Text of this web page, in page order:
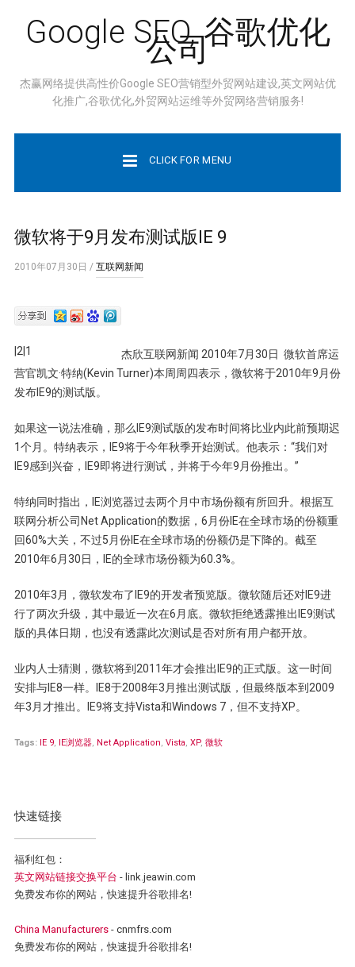
Google SEO, 谷歌优化
公司
杰赢网络提供高性价Google SEO营销型外贸网站建设,英文网站优
化推广,谷歌优化,外贸网站运维等外贸网络营销服务!
CLICK FOR MENU
微软将于9月发布测试版IE 9
2010年07月30日 / 互联网新闻
|2|1
杰欣互联网新闻 2010年7月30日 微软首席运
营官凯文·特纳(Kevin Turner)本周周四表示，微软将于2010年9月份
发布IE9的测试版。
如果这一说法准确，那么IE9测试版的发布时间将比业内此前预期迟
1个月。特纳表示，IE9将于今年秋季开始测试。他表示：“我们对
IE9感到兴奋，IE9即将进行测试，并将于今年9月份推出。”
特纳同时指出，IE浏览器过去两个月中市场份额有所回升。根据互
联网分析公司Net Application的数据，6月份IE在全球市场的份额重
回60%大关，不过5月份IE在全球市场的份额仍是下降的。截至
2010年6月30日，IE的全球市场份额为60.3%。
2010年3月，微软发布了IE9的开发者预览版。微软随后还对IE9进
行了两次升级，其中最近一次在6月底。微软拒绝透露推出IE9测试
版的具体日期，也没有透露此次测试是否对所有用户都开放。
业内人士猜测，微软将到2011年才会推出IE9的正式版。这一时间
安排与IE8一样。IE8于2008年3月推出测试版，但最终版本到2009
年3月才推出。IE9将支持Vista和Windows 7，但不支持XP。
Tags: IE 9, IE浏览器, Net Application, Vista, XP, 微软
快速链接
福利红包：
英文网站链接交换平台 - link.jeawin.com
免费发布你的网站，快速提升谷歌排名!
China Manufacturers- cnmfrs.com
免费发布你的网站，快速提升谷歌排名!